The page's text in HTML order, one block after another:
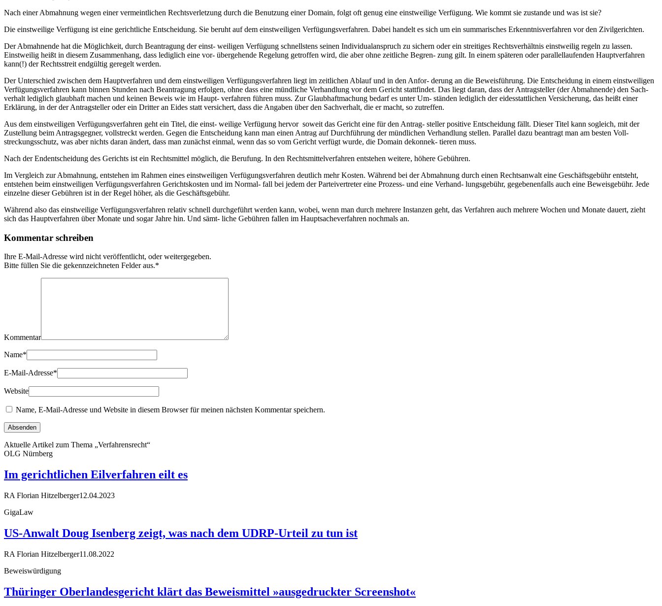
Nach einer Abmahnung wegen einer vermeintlichen Rechtsverletzung durch die Benutzung einer Domain, folgt oft genug eine einstweilige Verfügung. Wie kommt sie zustande und was ist sie?
Die einstweilige Verfügung ist eine gerichtliche Entscheidung. Sie beruht auf dem einstweiligen Verfügungsverfahren. Dabei handelt es sich um ein summarisches Erkenntnisverfahren vor den Zivilgerichten.
Der Abmahnende hat die Möglichkeit, durch Beantragung der einst- weiligen Verfügung schnellstens seinen Individualanspruch zu sichern oder ein streitiges Rechtsverhältnis einstweilig regeln zu lassen.
Einstweilig heißt in diesem Zusammenhang, dass lediglich eine vor- übergehende Regelung getroffen wird, die aber ohne zeitliche Begren- zung gilt. In einem späteren oder parallellaufenden Hauptverfahren
kann(!) der Rechtsstreit endgültig geregelt werden.
Der Unterschied zwischen dem Hauptverfahren und dem einstweiligen Verfügungsverfahren liegt im zeitlichen Ablauf und in den Anfor- derung an die Beweisführung. Die Entscheidung in einem einstweiligen
Verfügungsverfahren kann binnen Stunden nach Beantragung erfolgen, ohne dass eine mündliche Verhandlung vor dem Gericht stattfindet. Das liegt daran, dass der Antragsteller (der Abmahnende) den Sach-
verhalt lediglich glaubhaft machen und keinen Beweis wie im Haupt- verfahren führen muss. Zur Glaubhaftmachung bedarf es unter Um- ständen lediglich der eidesstattlichen Versicherung, das heißt einer
Erklärung, in der der Antragsteller oder ein Dritter an Eides statt versichert, dass die Angaben über den Sachverhalt, die er macht, so zutreffen.
Aus dem einstweiligen Verfügungsverfahren geht ein Titel, die einst- weilige Verfügung hervor ­ soweit das Gericht eine für den Antrag- steller positive Entscheidung fällt. Dieser Titel kann sogleich, mit der
Zustellung beim Antragsgegner, vollstreckt werden. Gegen die Entscheidung kann man einen Antrag auf Durchführung der mündlichen Verhandlung stellen. Parallel dazu beantragt man am besten Voll-
streckungsschutz, was aber nichts daran ändert, dass man zunächst einmal, wenn das so vom Gericht verfügt wurde, die Domain dekonnek- tieren muss.
Nach der Endentscheidung des Gerichts ist ein Rechtsmittel möglich, die Berufung. In den Rechtsmittelverfahren entstehen weitere, höhere Gebühren.
Im Vergleich zur Abmahnung, entstehen im Rahmen eines einstweiligen Verfügungsverfahren deutlich mehr Kosten. Während bei der Abmahnung durch einen Rechtsanwalt eine Geschäftsgebühr entsteht,
entstehen beim einstweiligen Verfügungsverfahren Gerichtskosten und im Normal- fall bei jedem der Parteivertreter eine Prozess- und eine Verhand- lungsgebühr, gegebenenfalls auch eine Beweisgebühr. Jede
einzelne dieser Gebühren ist in der Regel höher, als die Geschäftsgebühr.
Während also das einstweilige Verfügungsverfahren relativ schnell durchgeführt werden kann, wobei, wenn man durch mehrere Instanzen geht, das Verfahren auch mehrere Wochen und Monate dauert, zieht
sich das Hauptverfahren über Monate und sogar Jahre hin. Und sämt- liche Gebühren fallen im Hauptsacheverfahren nochmals an.
Kommentar schreiben
Ihre E-Mail-Adresse wird nicht veröffentlicht, oder weitergegeben.
Bitte füllen Sie die gekennzeichneten Felder aus.*
Kommentar
Name*
E-Mail-Adresse*
Website
Name, E-Mail-Adresse und Website in diesem Browser für meinen nächsten Kommentar speichern.
Aktuelle Artikel zum Thema „Verfahrensrecht“
OLG Nürnberg
Im gerichtlichen Eilverfahren eilt es
RA Florian Hitzelberger12.04.2023
GigaLaw
US-Anwalt Doug Isenberg zeigt, was nach dem UDRP-Urteil zu tun ist
RA Florian Hitzelberger11.08.2022
Beweiswürdigung
Thüringer Oberlandesgericht klärt das Beweismittel »ausgedruckter Screenshot«